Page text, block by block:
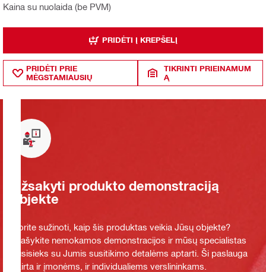
Kaina su nuolaida (be PVM)
PRIDĖTI Į KREPŠELĮ
PRIDĖTI PRIE
MĖGSTAMIAUSIŲ
TIKRINTI PRIEINAMUM
Ą
Užsakyti produkto demonstraciją
objekte
Norite sužinoti, kaip šis produktas veikia Jūsų objekte?
Prašykite nemokamos demonstracijos ir mūsų specialistas
susisieks su Jumis susitikimo detalėms aptarti. Ši paslauga
skirta ir įmonėms, ir individualiems verslininkams.